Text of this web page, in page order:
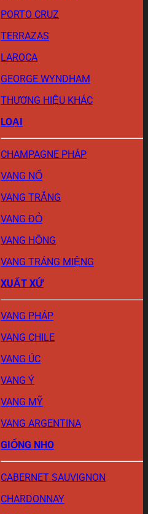
PORTO CRUZ
TERRAZAS
LAROCA
GEORGE WYNDHAM
THƯƠNG HIỆU KHÁC
LOẠI
CHAMPAGNE PHÁP
VANG NỔ
VANG TRẮNG
VANG ĐỎ
VANG HỒNG
VANG TRÁNG MIỆNG
XUẤT XỨ
VANG PHÁP
VANG CHILE
VANG ÚC
VANG Ý
VANG MỸ
VANG ARGENTINA
GIỐNG NHO
CABERNET SAUVIGNON
CHARDONNAY